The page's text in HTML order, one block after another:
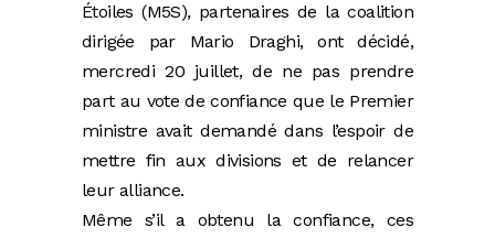
Étoiles (M5S), partenaires de la coalition
dirigée par Mario Draghi, ont décidé,
mercredi 20 juillet, de ne pas prendre
part au vote de confiance que le Premier
ministre avait demandé dans l’espoir de
mettre fin aux divisions et de relancer
leur alliance.
Même s’il a obtenu la confiance, ces